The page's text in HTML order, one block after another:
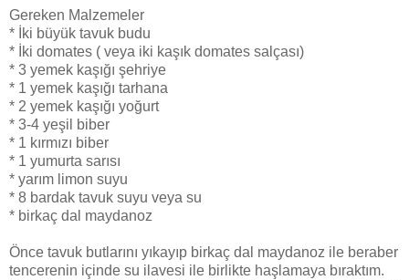
Gereken Malzemeler
* İki büyük tavuk budu
* İki domates ( veya iki kaşık domates salçası)
* 3 yemek kaşığı şehriye
* 1 yemek kaşığı tarhana
* 2 yemek kaşığı yoğurt
* 3-4 yeşil biber
* 1 kırmızı biber
* 1 yumurta sarısı
* yarım limon suyu
* 8 bardak tavuk suyu veya su
* birkaç dal maydanoz
Önce tavuk butlarını yıkayıp birkaç dal maydanoz ile beraber
tencerenin içinde su ilavesi ile birlikte haşlamaya bıraktım.